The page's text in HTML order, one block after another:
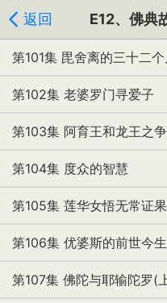
返回 E12、佛典
第101集 毘舍离的三十二
第102集 老婆罗门寻爱子
第103集 阿育王和龙王之争
第104集 度众的智慧
第105集 莲华女悟无常证果
第106集 优婆斯的前世今生
第107集 佛陀与耶输陀罗(